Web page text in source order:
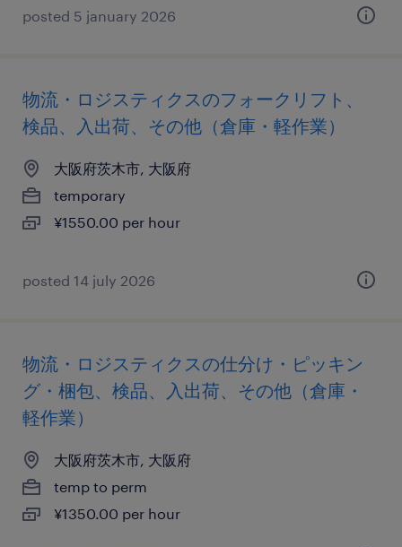
posted 5 january 2026
物流・ロジスティクスのフォークリフト、
検品、入出荷、その他（倉庫・軽作業）
大阪府茨木市, 大阪府
temporary
¥1550.00 per hour
posted 14 july 2026
物流・ロジスティクスの仕分け・ピッキン
グ・梱包、検品、入出荷、その他（倉庫・
軽作業）
大阪府茨木市, 大阪府
temp to perm
¥1350.00 per hour